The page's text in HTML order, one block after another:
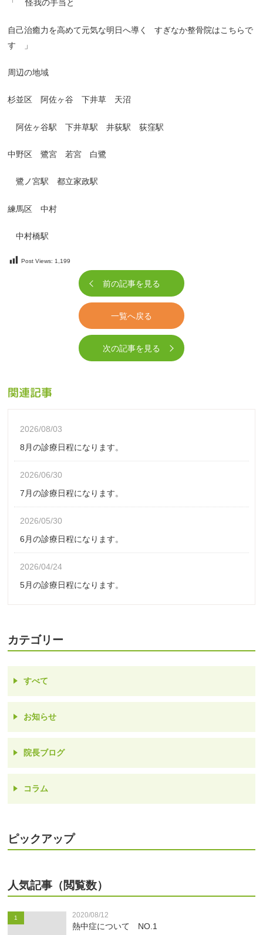
「 怪我の手当と
自己治癒力を高めて元気な明日へ導く
すぎなか整骨院はこちらで
す 」
周辺の地域
杉並区 阿佐ヶ谷 下井草 天沼
阿佐ヶ谷駅 下井草駅 井荻駅 荻窪駅
中野区 鷺宮 若宮 白鷺
鷺ノ宮駅 都立家政駅
練馬区 中村
中村橋駅
Post Views: 1,199
前の記事を見る
一覧へ戻る
次の記事を見る
関連記事
2026/08/03
8月の診療日程になります。
2026/06/30
7月の診療日程になります。
2026/05/30
6月の診療日程になります。
2026/04/24
5月の診療日程になります。
カテゴリー
すべて
お知らせ
院長ブログ
コラム
ピックアップ
人気記事（閲覧数）
1 2020/08/12
熱中症について NO.1